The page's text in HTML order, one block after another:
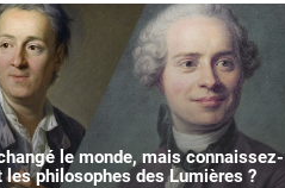
le monde, mais connaissez-
philosophes des Lumières ?